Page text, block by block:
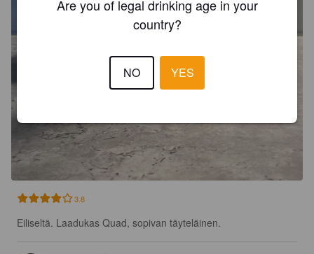
3.8
Eiliseltä. Laadukas Quad, sopivan täyteläinen.
Are you of legal drinking age in your
country?
NO YES